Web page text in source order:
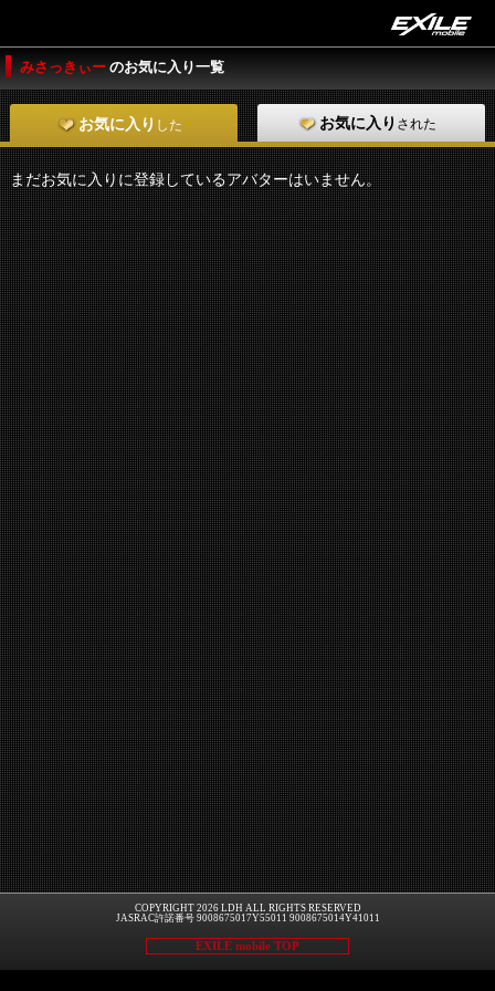
みさっきぃー のお気に入り一覧
お気に入り した お気に入り された
まだお気に入りに登録しているアバターはいません。
COPYRIGHT 2026 LDH ALL RIGHTS RESERVED
JASRAC許諾番号 9008675017Y55011 9008675014Y41011
EXILE mobile TOP